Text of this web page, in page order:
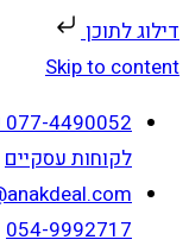
דילוג לתוכן
Skip to content
לקוחות עסקיים
054-9992717